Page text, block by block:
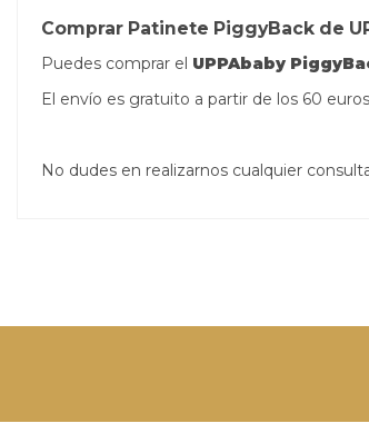
Comprar Patinete PiggyBack de
Puedes comprar el UPPAbaby
El envío es gratuito a partir de los 60
No dudes en realizarnos cualquier